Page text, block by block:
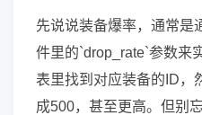
先说说装备爆率，通常是
件里的`drop_rate`参数来
表里找到对应装备的ID，
成500，甚至更高。但别